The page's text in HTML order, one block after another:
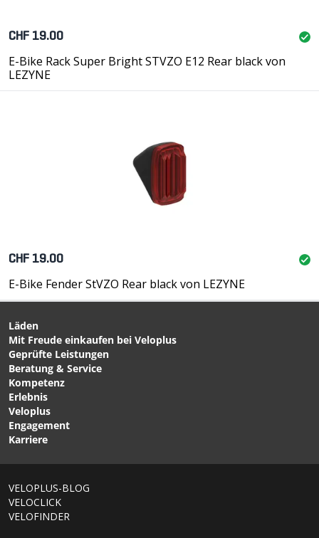
CHF 19.00
E-Bike Rack Super Bright STVZO E12 Rear black von
LEZYNE
CHF 19.00
E-Bike Fender StVZO Rear black von LEZYNE
Läden
Mit Freude einkaufen bei Veloplus
Geprüfte Leistungen
Beratung & Service
Kompetenz
Erlebnis
Veloplus
Engagement
Karriere
VELOPLUS-BLOG
VELOCLICK
VELOFINDER